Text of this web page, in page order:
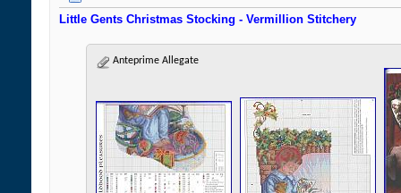
Little Gents Christmas Stocking - Vermillion Stitchery
Anteprime Allegate